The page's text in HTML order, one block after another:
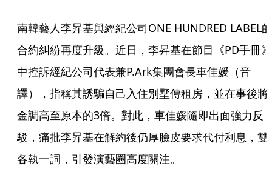
南韓藝人李昇基與經紀公司ONE HUNDRED LABEL的
合約糾紛再度升級。近日，李昇基在節目《PD手冊》
中控訴經紀公司代表兼P.Ark集團會長車佳媛（音
譯），指稱其誘騙自己入住別墅傳租房，並在事後將
金調高至原本的3倍。對此，車佳媛隨即出面強力反
駁，痛批李昇基在解約後仍厚臉皮要求代付利息，雙
各執一詞，引發演藝圈高度關注。